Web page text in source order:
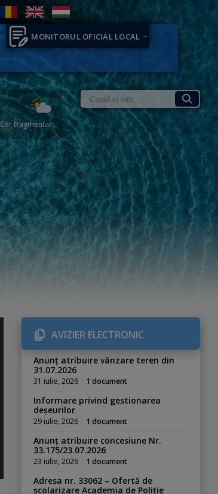
MONITORUL OFICIAL LOCAL
Cer fragmentat
AVIZIER ELECTRONIC
Anunț atribuire vânzare teren din
31.07.2026
31 iulie, 2026 1 document
Informare privind gestionarea
deșeurilor
29 iulie, 2026 1 document
Anunț atribuire concesiune Nr.
33.175/23.07.2026
23 iulie, 2026 1 document
Adresa nr. 33062 – Ofertă de
școlarizare Academia de Poliție